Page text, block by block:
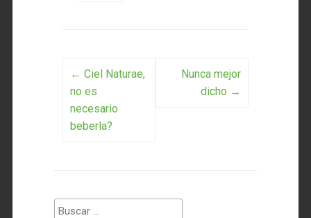
Post navigation
← Ciel Naturae,
no es
necesario
beberla?
Nunca mejor
dicho →
Buscar: